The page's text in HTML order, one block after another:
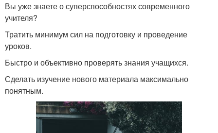
Вы уже знаете о суперспособностях современного
учителя?
Тратить минимум сил на подготовку и проведение
уроков.
Быстро и объективно проверять знания учащихся.
Сделать изучение нового материала максимально
понятным.